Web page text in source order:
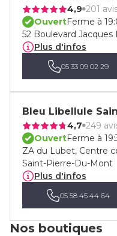
4,9 201
OuvertFerme à
52 Boulevard Jacques
Plus d'infos
05 33 09 02 29
Bleu Libellule
4,7 249
OuvertFerme à
ZA du Lubet, Centre
Saint-Pierre-Du-Mont
Plus d'infos
05 58 45 44 64
Nos boutiques